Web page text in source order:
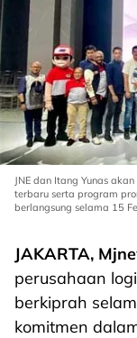
JNE dan Itang Yunas
terbaru serta program
berlangsung selama 15
JAKARTA,
perusahaan
berkiprah
komitmen